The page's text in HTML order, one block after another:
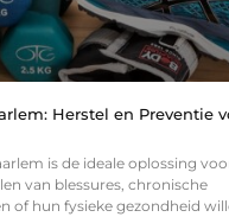
Herstel en Preventie
is de ideale oplossing
van blessures, chronische
of hun fysieke gezondheid